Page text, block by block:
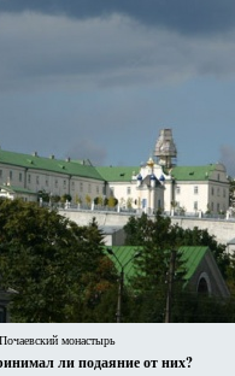
Почаевский монастырь
ли подаяние от них?